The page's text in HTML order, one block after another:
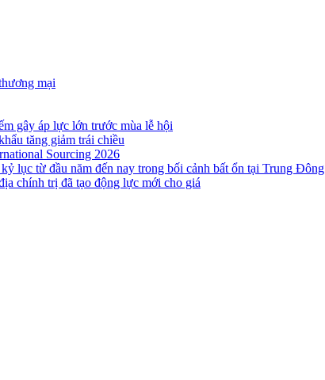
mại
gây áp lực lớn trước mùa lễ hội
tăng giảm trái chiều
Sourcing 2026
lục từ đầu năm đến nay trong bối cảnh bất ổn tại Trung Đông
chính trị đã tạo động lực mới cho giá